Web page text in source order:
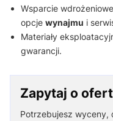
Wsparcie
opcje wynajmu i
Materiały
gwarancji.
Zapytaj o
Potrzebujesz wyceny,